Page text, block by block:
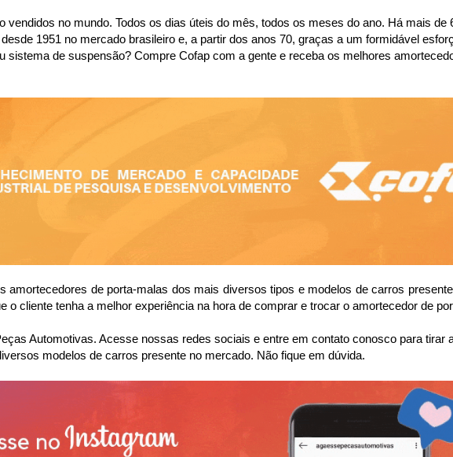
no mundo. Todos os dias úteis do mês, todos os meses do ano. Há mais de
1951 no mercado brasileiro e, a partir dos anos 70, graças a um formidável
sistema de suspensão? Compre Cofap com a gente e receba os melhores
amortecedores de porta-malas dos mais diversos tipos e modelos de carros
o cliente tenha a melhor experiência na hora de comprar e trocar o amortecedor de
Automotivas. Acesse nossas redes sociais e entre em contato conosco para tirar
modelos de carros presente no mercado. Não fique em dúvida.